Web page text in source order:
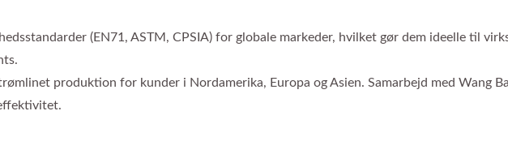
(EN71, ASTM, CPSIA) for globale markeder, hvilket gør dem ideelle til
produktion for kunder i Nordamerika, Europa og Asien. Samarbejd med Wang